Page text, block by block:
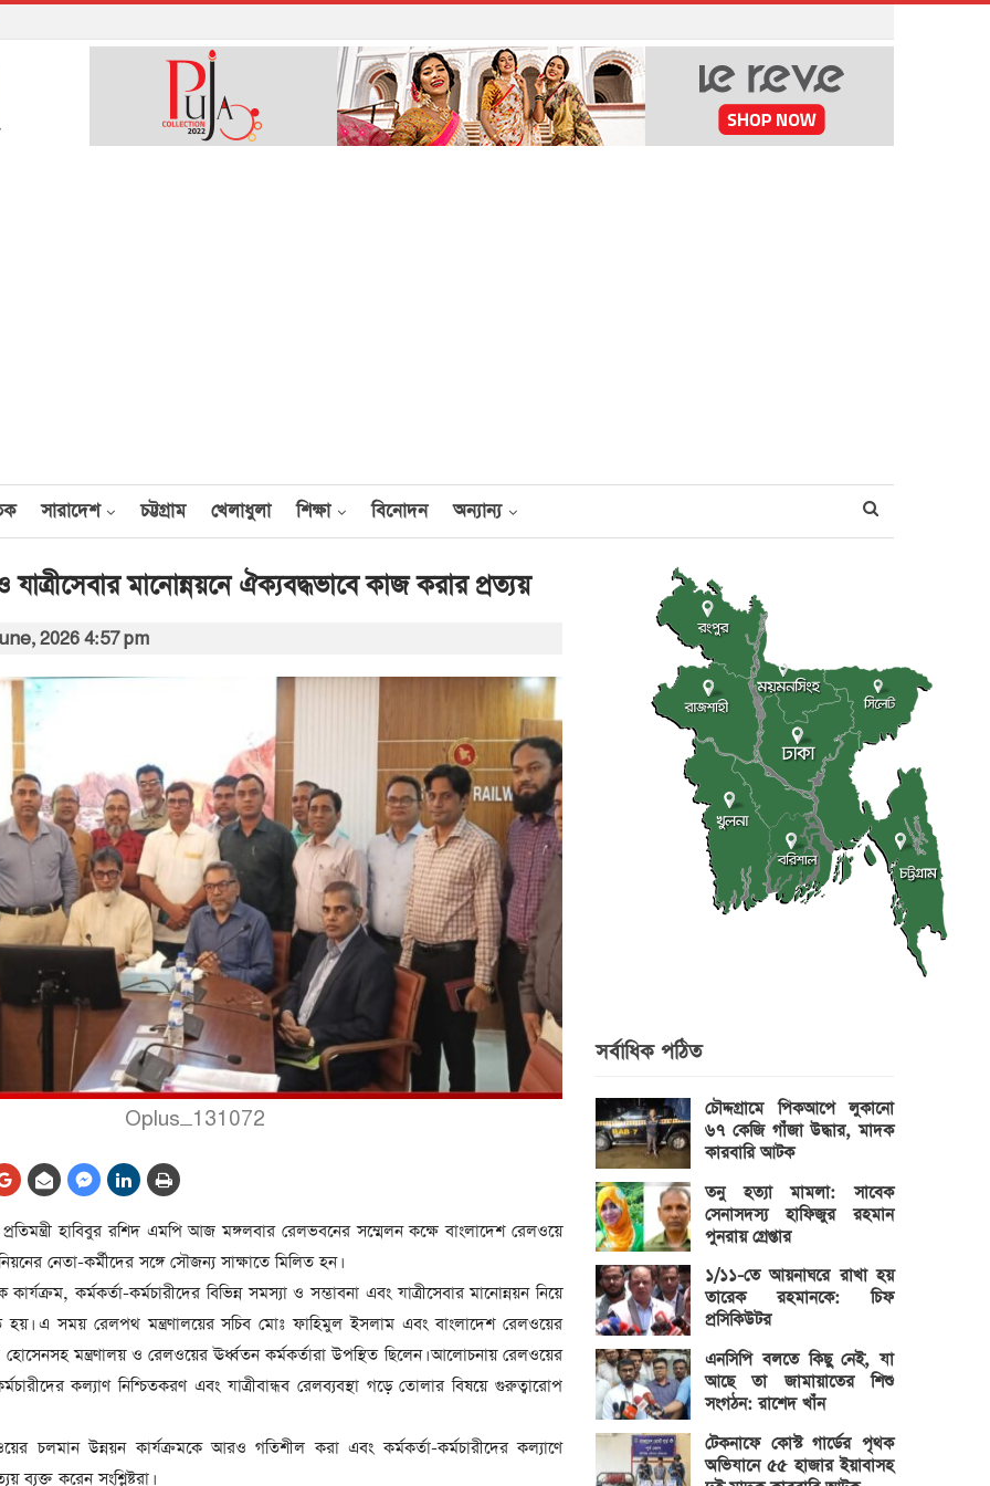
সারাদেশ চট্টগ্রাম খেলাধুলা শিক্ষা বিনোদন অন্যান্য
মানোন্নয়নে ঐক্যবদ্ধভাবে কাজ করার প্রত্যয়
2026 4:57 pm
Oplus_131072
হাবিবুর রশিদ এমপি আজ মঙ্গলবার রেলভবনের সম্মেলন কক্ষে বাংলাদেশ রেলওয়ে
নেতা-কর্মীদের সঙ্গে সৌজন্য সাক্ষাতে মিলিত হন।
কার্যক্রম, কর্মকর্তা-কর্মচারীদের বিভিন্ন সমস্যা ও সম্ভাবনা এবং যাত্রীসেবার মানোন্নয়ন নিয়ে
হয়। এ সময় রেলপথ মন্ত্রণালয়ের সচিব মোঃ ফাহিমুল ইসলাম এবং বাংলাদেশ রেলওয়ের
মন্ত্রণালয় ও রেলওয়ের ঊর্ধ্বতন কর্মকর্তারা উপস্থিত ছিলেন। আলোচনায় রেলওয়ের
কল্যাণ নিশ্চিতকরণ এবং যাত্রীবান্ধব রেলব্যবস্থা গড়ে তোলার বিষয়ে গুরুত্বারোপ
চলমান উন্নয়ন কার্যক্রমকে আরও গতিশীল করা এবং কর্মকর্তা-কর্মচারীদের কল্যাণে
ব্যক্ত করেন সংশ্লিষ্টরা।
সর্বাধিক পঠিত
চৌদ্দগ্রামে পিকআপে লুকানো
৬৭ কেজি গাঁজা উদ্ধার, মাদক
কারবারি আটক
তনু হত্যা মামলা: সাবেক
সেনাসদস্য হাফিজুর রহমান
পুনরায় গ্রেপ্তার
১/১১-তে আয়নাঘরে রাখা হয়
তারেক রহমানকে: চিফ
প্রসিকিউটর
এনসিপি বলতে কিছু নেই, যা
আছে তা জামায়াতের শিশু
সংগঠন: রাশেদ খাঁন
টেকনাফে কোস্ট গার্ডের পৃথক
অভিযানে ৫৫ হাজার ইয়াবাসহ
আন্তর্জাতিক
এক দিনে ৪০ হিজবুল্লাহ
আর্কাইভ থেকে
অন্তর্বর্তী সরকারের সময়ের
অধ্যাদেশ সংসদে উপস্থাপন
করা হবে
আর্কাইভ থেকে
প্রধানমন্ত্রীর সঙ্গে সৌদি
রাষ্ট্রদূতের সাক্ষাৎ
আর্কাইভ থেকে
সেহরি, ইফতার ও তারাবির
সময় নিরবচ্ছিন্ন বিদ্যুৎ রাখার
নির্দেশ: প্রধানমন্ত্রী তারেক
দেশের ১১তম প্রধানমন্ত্রী হলেন
তারেক রহমান
আর্কাইভ থেকে
নতুন মন্ত্রিসভা ৫০ সদস্যের হতে
পারে, ২৫ পূর্ণমন্ত্রী, প্রতিমন্ত্রী
আর্কাইভ থেকে